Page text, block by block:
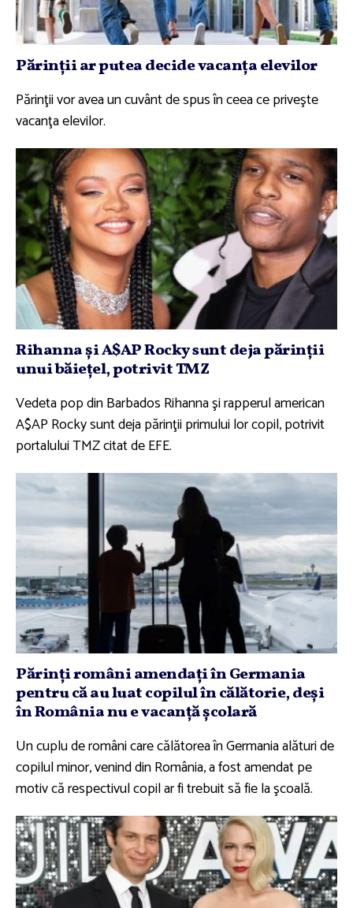
Părinţii ar putea decide vacanţa elevilor
Părinţii vor avea un cuvânt de spus în ceea ce priveşte
vacanţa elevilor.
Rihanna şi A$AP Rocky sunt deja părinţii
unui băieţel, potrivit TMZ
Vedeta pop din Barbados Rihanna şi rapperul american
A$AP Rocky sunt deja părinţii primului lor copil, potrivit
portalului TMZ citat de EFE.
Părinţi români amendaţi în Germania
pentru că au luat copilul în călătorie, deşi
în România nu e vacanţă şcolară
Un cuplu de români care călătorea în Germania alături de
copilul minor, venind din România, a fost amendat pe
motiv că respectivul copil ar fi trebuit să fie la şcoală.